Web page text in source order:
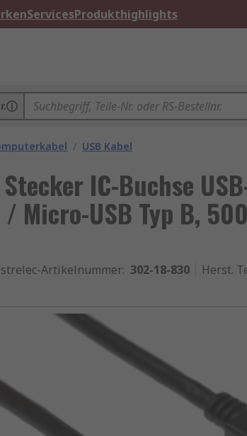
ServicesProdukthighlights
/ USB Kabel
IC-Buchse
Micro-USB Typ B,
Artikelnummer: 302-18-830 Herst.